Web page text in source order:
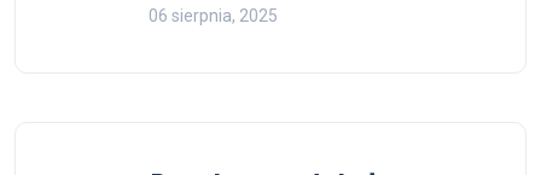
06 sierpnia, 2025